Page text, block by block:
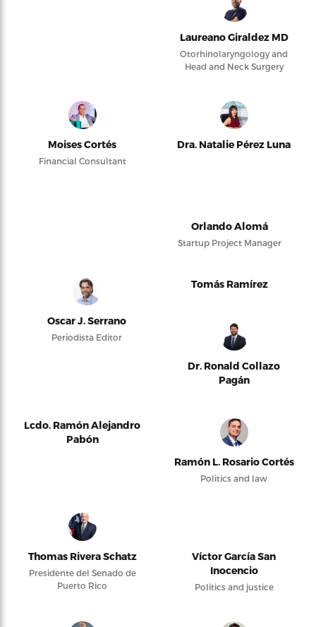
Laureano Giraldez MD
Otorhinolaryngology and
Head and Neck Surgery
Moises Cortés
Financial Consultant
Dra. Natalie Pérez Luna
Orlando Alomá
Startup Project Manager
Oscar J. Serrano
Periodista Editor
Tomás Ramírez
Dr. Ronald Collazo
Pagán
Lcdo. Ramón Alejandro
Pabón
Ramón L. Rosario Cortés
Politics and law
Thomas Rivera Schatz
Presidente del Senado de
Puerto Rico
Víctor García San
Inocencio
Politics and justice